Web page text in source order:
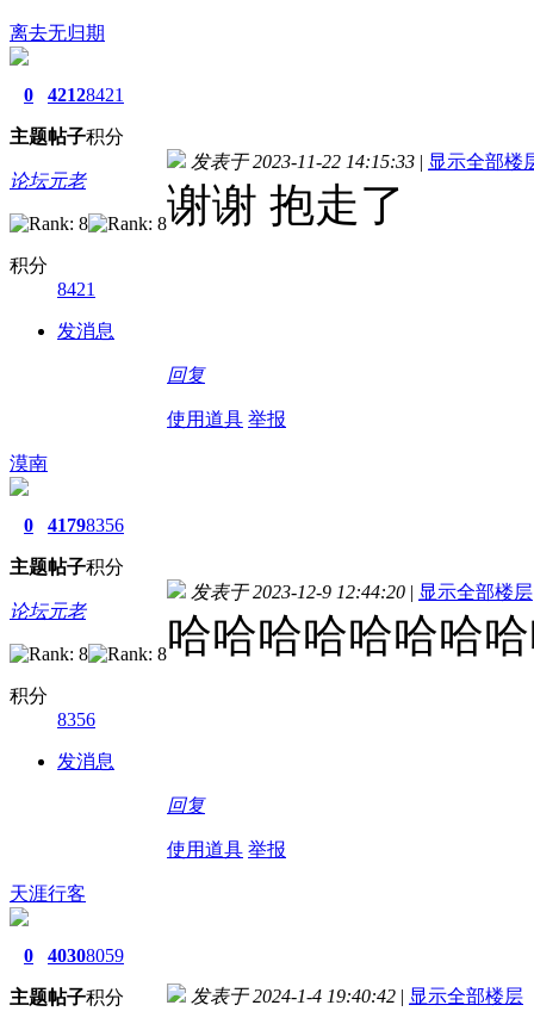
离去无归期
0
主题
4212
帖子
8421
积分
论坛元老
积分
8421
发消息
发表于 2023-11-22 14:15:33 | 显示全部楼
谢谢 抱走了
回复
使用道具 举报
漠南
0
主题
4179
帖子
8356
积分
论坛元老
积分
8356
发消息
发表于 2023-12-9 12:44:20 | 显示全部楼层
哈哈哈哈哈哈哈
回复
使用道具 举报
天涯行客
0
主题
4030
帖子
8059
积分 发表于 2024-1-4 19:40:42 | 显示全部楼层